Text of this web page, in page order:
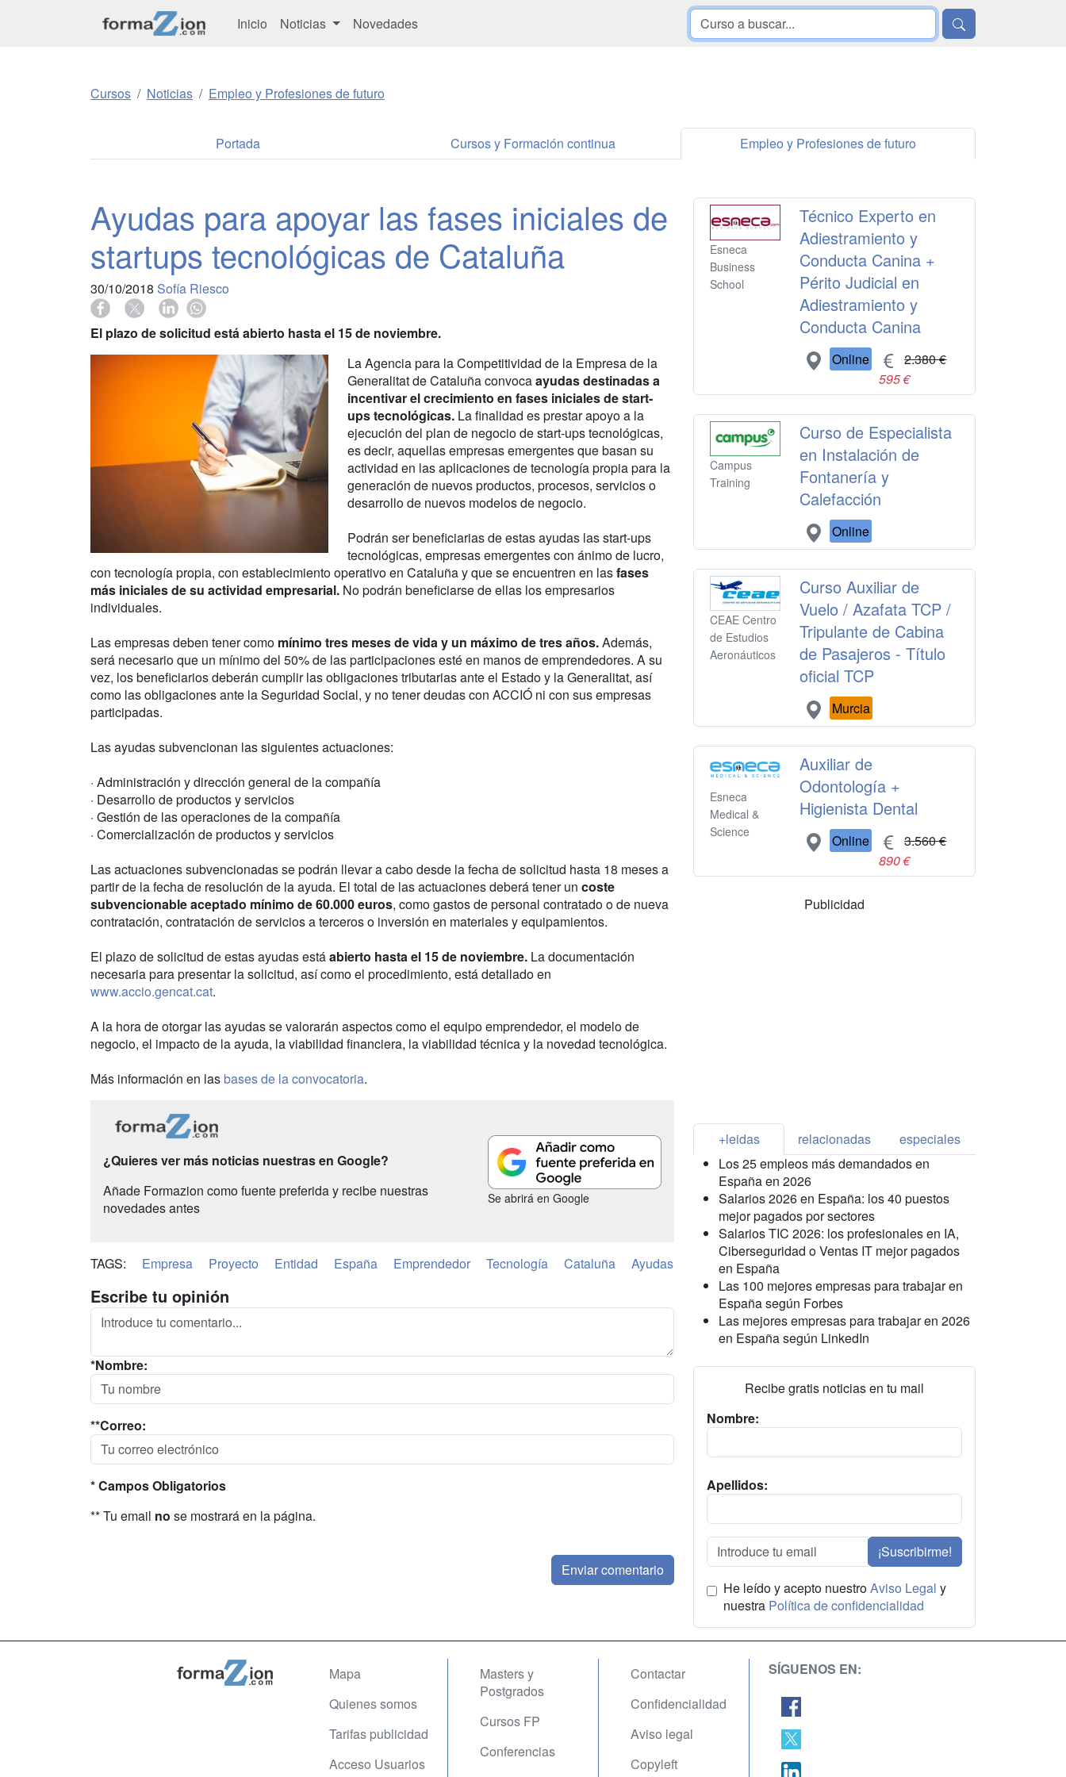
Inicio Noticias Novedades
Cursos Noticias Empleo y Profesiones de futuro
Portada Cursos y Formación continua Empleo y Profesiones de futuro
Ayudas para apoyar las fases iniciales de
startups tecnológicas de Cataluña
30/10/2018 Sofía Riesco
El plazo de solicitud está abierto hasta el 15 de noviembre.
La Agencia para la Competitividad de la Empresa de la
Generalitat de Cataluña convocaayudas destinadas a
incentivar el crecimiento en fases iniciales de start-
ups tecnológicas. La finalidad es prestar apoyo a la
ejecución del plan de negocio de start-ups tecnológicas,
es decir, aquellas empresas emergentes que basan su
actividad en las aplicaciones de tecnología propia para la
generación de nuevos productos, procesos, servicios o
desarrollo de nuevos modelos de negocio.
Podrán ser beneficiarias de estas ayudas las start-ups
tecnológicas, empresas emergentes con ánimo de lucro,
con tecnología propia, con establecimiento operativo en Cataluña y que se encuentren en lasfases
más iniciales de su actividad empresarial. No podrán beneficiarse de ellas los empresarios
individuales.
Las empresas deben tener como mínimo tres meses de vida y un máximo de tres años.Además,
será necesario que un mínimo del 50% de las participaciones esté en manos de emprendedores. A su
vez, los beneficiarios deberán cumplir las obligaciones tributarias ante el Estado y la Generalitat, así
como las obligaciones ante la Seguridad Social, y no tener deudas con ACCIÓ ni con sus empresas
participadas.
Las ayudas subvencionan las siguientes actuaciones:
· Administración y dirección general de la compañía
· Desarrollo de productos y servicios
· Gestión de las operaciones de la compañía
· Comercialización de productos y servicios
Las actuaciones subvencionadas se podrán llevar a cabo desde la fecha de solicitud hasta 18 meses a
partir de la fecha de resolución de la ayuda. El total de las actuaciones deberá tener un coste
subvencionable aceptado mínimo de 60.000 euros, como gastos de personal contratado o de nueva
contratación, contratación de servicios a terceros o inversión en materiales y equipamientos.
El plazo de solicitud de estas ayudas estáabierto hasta el 15 de noviembre. La documentación
necesaria para presentar la solicitud, así como el procedimiento, está detallado en
www.accio.gencat.cat.
A la hora de otorgar las ayudas se valorarán aspectos como el equipo emprendedor, el modelo de
negocio, el impacto de la ayuda, la viabilidad financiera, la viabilidad técnica y la novedad tecnológica.
Más información en lasbases de la convocatoria.
¿Quieres ver más noticias nuestras en Google?
Añade Formazion como fuente preferida y recibe nuestras
novedades antes
Se abrirá en Google
TAGS: Empresa Proyecto Entidad España Emprendedor Tecnología Cataluña Ayudas
Escribe tu opinión
*Nombre:
**Correo:
* Campos Obligatorios
** Tu email no se mostrará en la página.
Esneca
Business
School
Técnico Experto en
Adiestramiento y
Conducta Canina +
Périto Judicial en
Adiestramiento y
Conducta Canina
Online
2.380 €
595 €
Campus
Training
Curso de Especialista
en Instalación de
Fontanería y
Calefacción
Online
CEAE Centro
de Estudios
Aeronáuticos
Curso Auxiliar de
Vuelo / Azafata TCP /
Tripulante de Cabina
de Pasajeros - Título
oficial TCP
Murcia
Esneca
Medical &
Science
Auxiliar de
Odontología +
Higienista Dental
Online
3.560 €
890 €
Publicidad
+leidas relacionadas
especiales
Los 25 empleos más demandados en
España en 2026
Salarios 2026 en España: los 40 puestos
mejor pagados por sectores
Salarios TIC 2026: los profesionales en IA,
Ciberseguridad o Ventas IT mejor pagados
en España
Las 100 mejores empresas para trabajar en
España según Forbes
Las mejores empresas para trabajar en 2026
en España según LinkedIn
Recibe gratis noticias en tu mail
Nombre:
Apellidos:
¡Suscribirme!
He leído y acepto nuestroAviso Legal y
nuestra Política de confidencialidad
Mapa
Quienes somos
Tarifas publicidad
Acceso Usuarios
Masters y
Postgrados
Cursos FP
Conferencias
Contactar
Confidencialidad
Aviso legal
Copyleft
SÍGUENOS EN: